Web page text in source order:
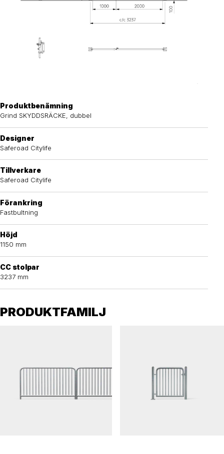
Produktbenämning
Grind SKYDDSRÄCKE, dubbel
Designer
Saferoad Citylife
Tillverkare
Saferoad Citylife
Förankring
Fastbultning
Höjd
1150 mm
CC stolpar
3237 mm
PRODUKTFAMILJ